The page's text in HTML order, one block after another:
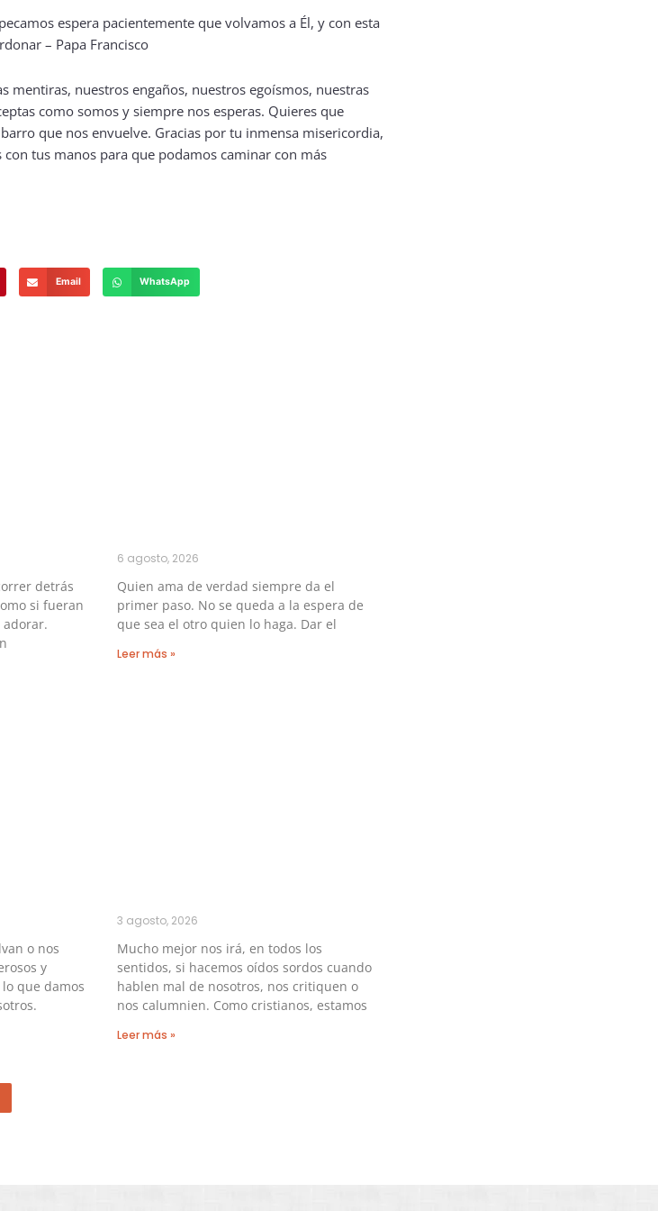
mentiras, nuestros engaños, nuestros egoísmos, nuestras
como somos y siempre nos esperas. Quieres que
que nos envuelve. Gracias por tu inmensa misericordia,
tus manos para que podamos caminar con más
Email WhatsApp
detrás
si fueran
adorar.
6 agosto, 2026
Quien ama de verdad siempre da el
primer paso. No se queda a la espera de
que sea el otro quien lo haga. Dar el
Leer más »
o nos
y
que damos
3 agosto, 2026
Mucho mejor nos irá, en todos los
sentidos, si hacemos oídos sordos cuando
hablen mal de nosotros, nos critiquen o
nos calumnien. Como cristianos, estamos
Leer más »